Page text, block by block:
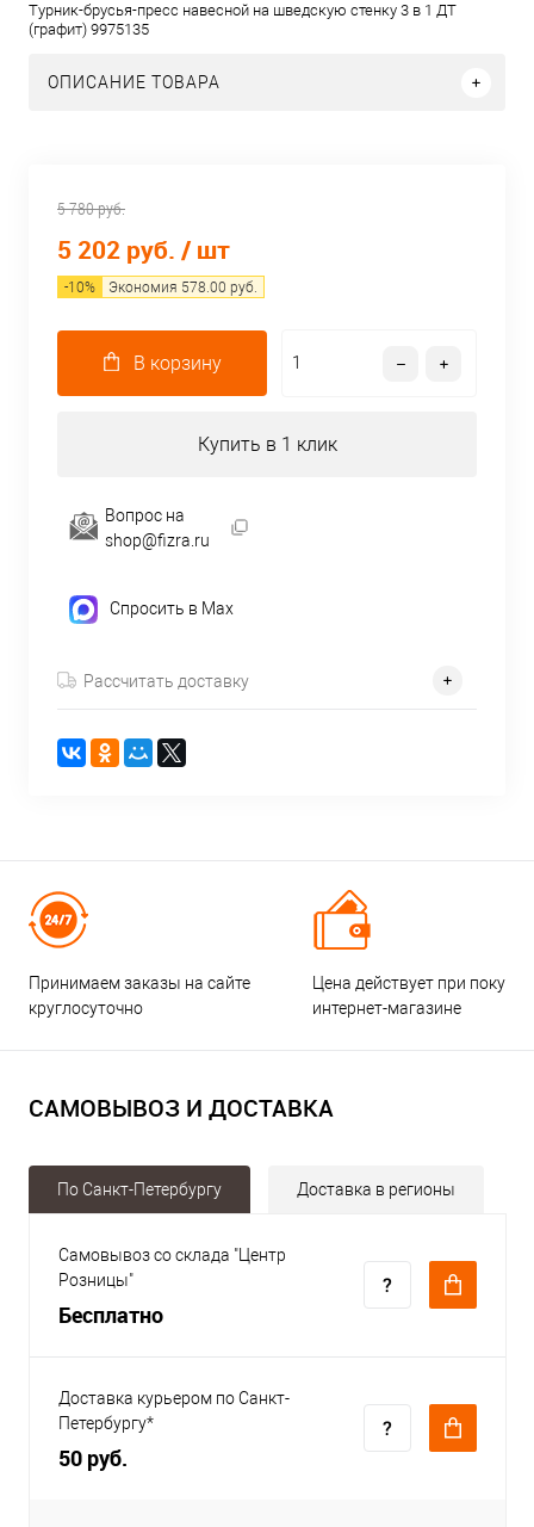
Турник-брусья-пресс навесной на шведскую стенку 3 в 1 ДТ
(графит) 9975135
ОПИСАНИЕ ТОВАРА
5 780 руб.
5 202 руб. / шт
-10% Экономия 578.00 руб.
В корзину
Купить в 1 клик
Вопрос на
shop@fizra.ru
Спросить в Max
Рассчитать доставку
Принимаем заказы на сайте
круглосуточно
Цена действует при
интернет-магазине
САМОВЫВОЗ И ДОСТАВКА
По Санкт-Петербургу Доставка в регионы
Самовывоз со склада "Центр
Розницы"
Бесплатно
Доставка курьером по Санкт-
Петербургу*
50 руб.